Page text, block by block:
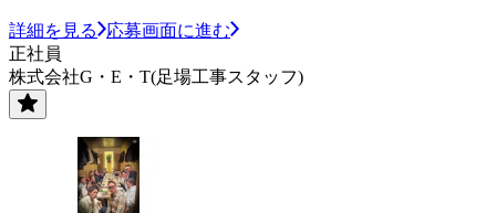
詳細を見る
応募画面に進む
正社員
株式会社G・E・T(足場工事スタッフ)